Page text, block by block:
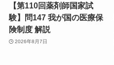
【第110回薬剤師国家試
験】問147 我が国の医療保
険制度 解説
2026年8月7日